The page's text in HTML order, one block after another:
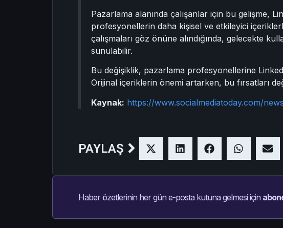
Pazarlama alanında çalışanlar için bu gelişme,
profesyonellerin daha kişisel ve etkileyici
çalışmaları göz önüne alındığında, gelecekte
sunulabilir.
Bu değişiklik, pazarlama profesyonellerine
Orijinal içeriklerin önemi artarken, bu fırsatları
Kaynak: https://www.socialmediatoday.com/
PAYLAŞ
Haber özetlerinin her gün e-posta kutuna gelmesi için